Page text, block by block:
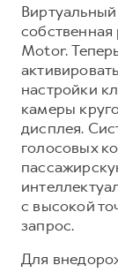
Motor.
настройки
камеры
дисплея.
голосовых
с высокой
запрос.
Для